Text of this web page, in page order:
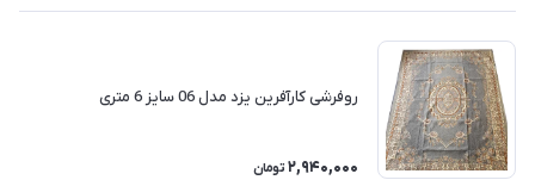
روفرشی کارآفرین یزد مدل 06 سایز 6 متری
2,940,000 تومان